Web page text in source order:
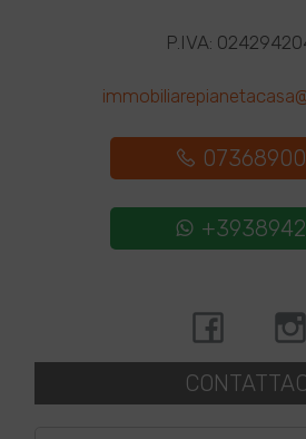
P.IVA:
07368900
+3938942